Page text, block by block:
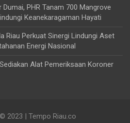
PHR Tanam 700 Mangrove
Keanekaragaman Hayati
Riau Perkuat Sinergi Lindungi Aset
Energi Nasional
Alat Pemeriksaan Koroner
2023 | Tempo Riau.co